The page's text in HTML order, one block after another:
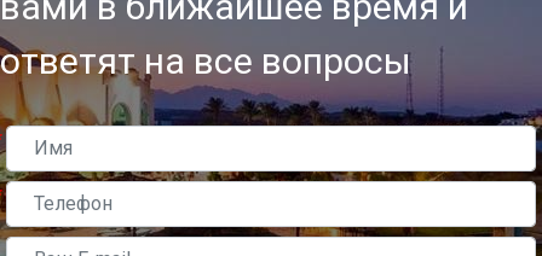
ответят на все вопросы